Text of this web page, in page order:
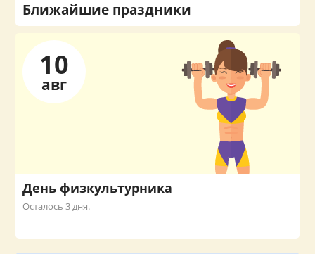
Ближайшие праздники
10
авг
День физкультурника
Осталось 3 дня.